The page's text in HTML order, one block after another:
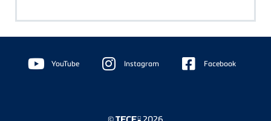
Floating
Sidebar YouTube Instagram Facebook